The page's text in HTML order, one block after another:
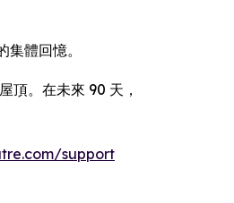
體回憶。
頂。在未來 90 天，
support